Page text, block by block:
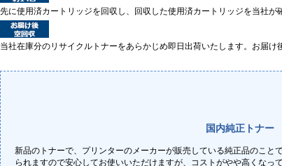
先に使用済カートリッジを回収し、回収した使用済カートリッジを当社が
当社在庫分のリサイクルトナーをあらかじめ即日出荷いたします。お届
国内純正トナー
新品のトナーで、プリンターのメーカーが販売している純正品のこと
られますので安心してお使いいただけますが、コストがやや高くなって